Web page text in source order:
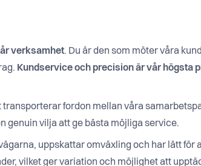
verksamhet. Du är den som möter våra
Kundservice och precision är vår högsta
fordon mellan våra
genuin vilja att ge bästa möjliga service.
uppskattar omväxling och har lätt för
vilket ger variation och möjlighet att